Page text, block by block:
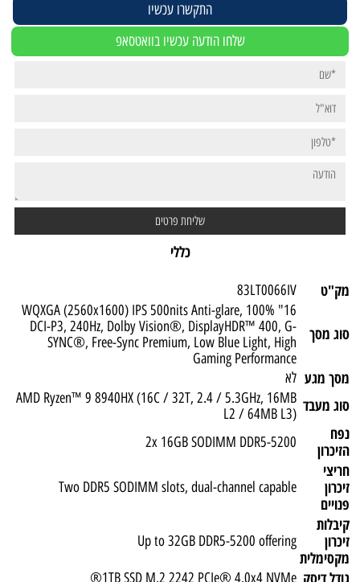
התקשרו עכשיו
שלחו הודעה עכשיו בוואטסאפ
כללי
מק"ט
83LT0066IV
סוג מסך
16" WQXGA (2560x1600) IPS 500nits Anti-glare, 100%
DCI-P3, 240Hz, Dolby Vision®, DisplayHDR™ 400, G-
SYNC®, Free-Sync Premium, Low Blue Light, High
Gaming Performance
מסך מגע לא
סוג מעבד AMD Ryzen™ 9 8940HX (16C / 32T, 2.4 / 5.3GHz, 16MB
L2 / 64MB L3)
נפח
הזיכרון
2x 16GB SODIMM DDR5-5200
חריצי
זיכרון
פנויים
Two DDR5 SODIMM slots, dual-channel capable
קיבלות
זיכרון
מקסימלית
Up to 32GB DDR5-5200 offering
גודל דיסק 1TB SSD M.2 2242 PCIe® 4.0x4 NVMe®